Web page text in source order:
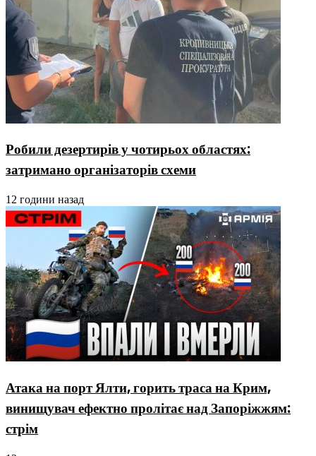
Робили дезертирів у чотирьох областях:
затримано організаторів схеми
12 години назад
Атака на порт Ялти, горить траса на Крим,
винищувач ефектно пролітає над Запоріжжям:
стрім